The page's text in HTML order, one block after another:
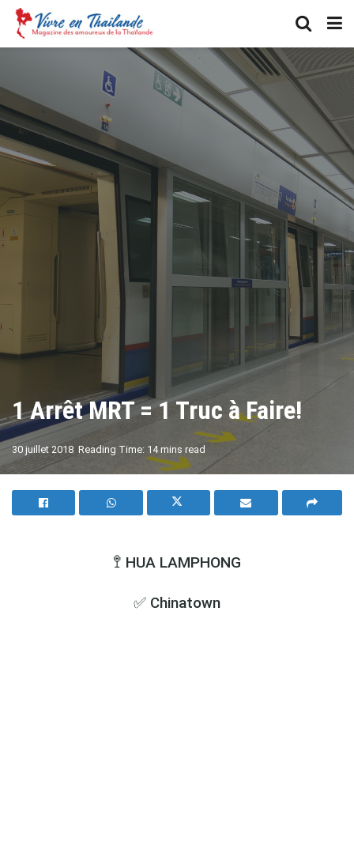
1 Arrêt MRT = 1 Truc à Faire!
30 juillet 2018 Reading Time: 14 mins read
🚏 HUA LAMPHONG
✅ Chinatown